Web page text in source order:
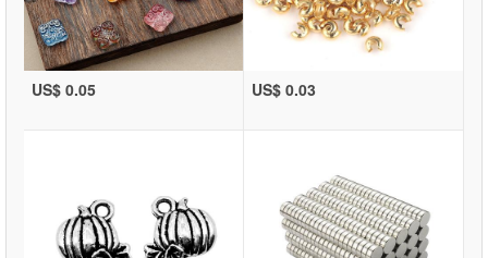
US$ 0.05 US$ 0.03